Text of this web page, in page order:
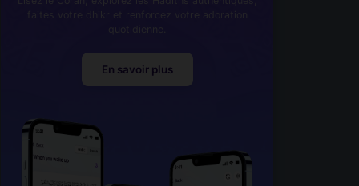
En savoir plus